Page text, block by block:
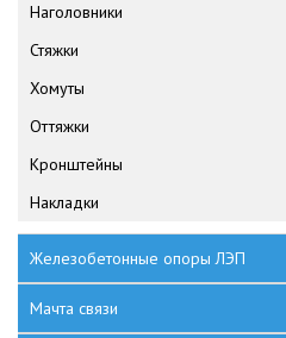
Наголовники
Стяжки
Хомуты
Оттяжки
Кронштейны
Накладки
Железобетонные опоры ЛЭП
Мачта связи